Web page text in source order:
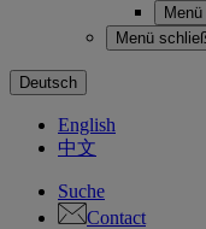
Menü
Deutsch
English
中文
Suche
Contact